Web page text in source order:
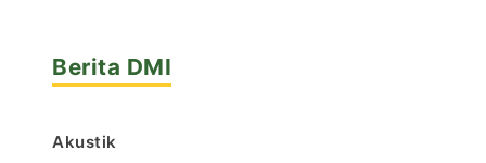
Berita DMI
Akustik